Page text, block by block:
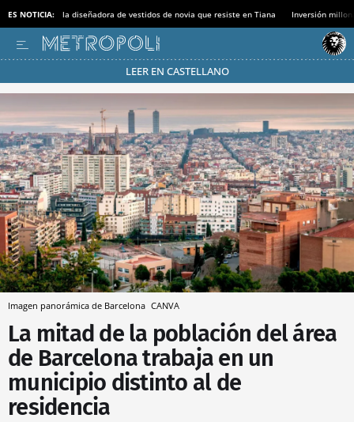
ES NOTICIA: la diseñadora de vestidos de novia que resiste en Tiana Inversión
LEER EN CASTELLANO
Pásate al MODO AHORRO
Imagen panorámica de Barcelona CANVA
La mitad de la población del área
de Barcelona trabaja en un
municipio distinto al de
residencia